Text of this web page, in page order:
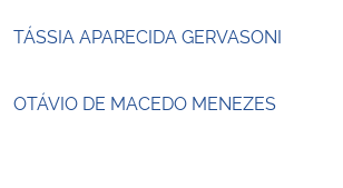
TÁSSIA APARECIDA GERVASONI
OTÁVIO DE MACEDO MENEZES